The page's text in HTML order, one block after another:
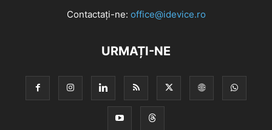
Contactați-ne: office@idevice.ro
URMAȚI-NE